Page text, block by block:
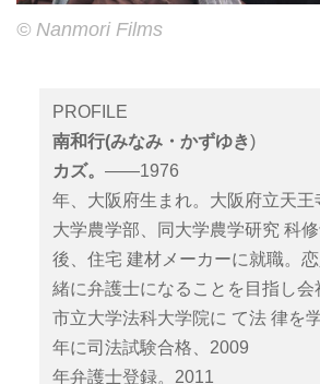
© Nanmori Films
PROFILE
南和行(みなみ・かずゆき)
カズ。 ――1976
年、大阪府生まれ。大阪府立天
大学農学部、同大学農学研究 科
後、住宅 建材メーカーに就職。
緒に弁護士になることを目指し会
市立大学法科大学院に て法 律を
年に司法試験合格、2009
年弁護士登録。2011